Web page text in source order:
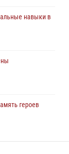
почтили
навыки в
героев